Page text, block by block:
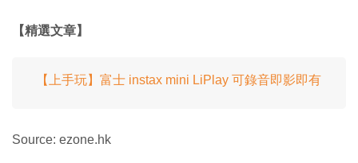
【精選文章】
【上手玩】富士 instax mini LiPlay 可錄音即影即有
Source: ezone.hk